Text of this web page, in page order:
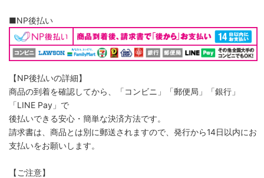
■NP後払い
【NP後払いの詳細】
商品の到着を確認してから、「コンビニ」「郵便局」「銀行」
「LINE Pay」で
後払いできる安心・簡単な決済方法です。
請求書は、商品とは別に郵送されますので、発行から14日以内にお
支払いをお願いします。
【ご注意】